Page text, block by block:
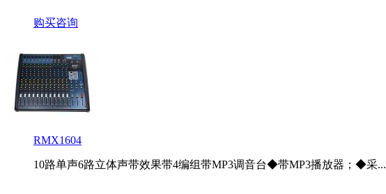
购买咨询
RMX1604
10路单声6路立体声带效果带4编组带MP3调音台◆带MP3播放器；◆采...